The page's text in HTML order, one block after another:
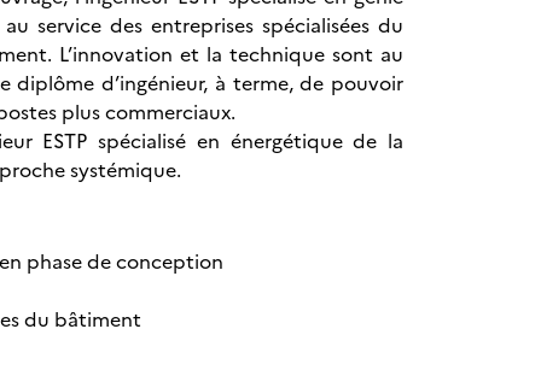
service des entreprises spécialisées du
L’innovation et la technique sont au
d’ingénieur, à terme, de pouvoir
plus commerciaux.
ESTP spécialisé en énergétique de la
systémique.
phase de conception
du bâtiment